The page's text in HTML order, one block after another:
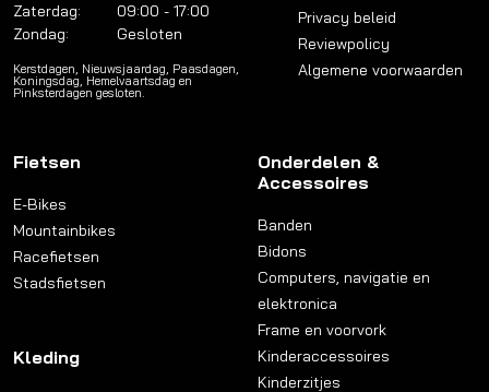
Zaterdag:
09:00 - 17:00
Zondag:
Gesloten
Kerstdagen, Nieuwsjaardag, Paasdagen,
Koningsdag, Hemelvaartsdag en
Pinksterdagen gesloten.
Privacy beleid
Reviewpolicy
Algemene voorwaarden
Fietsen
E-Bikes
Mountainbikes
Racefietsen
Stadsfietsen
Kleding
Onderdelen &
Accessoires
Banden
Bidons
Computers, navigatie en
elektronica
Frame en voorvork
Kinderaccessoires
Kinderzitjes